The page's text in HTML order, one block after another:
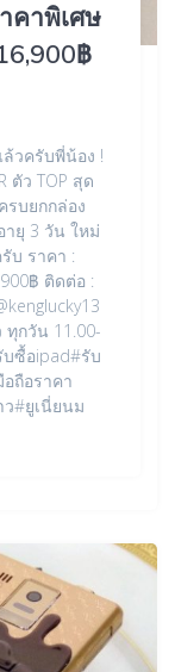
คาพิเศษ
฿
ล้วครับพี่น้อง !
ตัว TOP สุด
รบยกกล่อง
ยุ 3 วัน ใหม่
บ ราคา :
฿ ติดต่อ :
ทุกวัน 11.00-
บซื้อipad#รับ
ถือราคา
#ยูเนี่ยนม